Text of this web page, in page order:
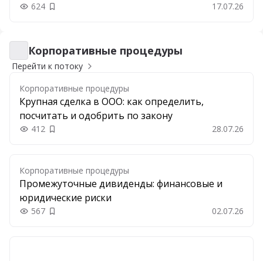
624 Добавить в закладки 17.07.26
Корпоративные процедуры
Корпоративные процедуры
Перейти к потоку
Корпоративные процедуры
Крупная сделка в ООО: как определить,
посчитать и одобрить по закону
412 Добавить в закладки 28.07.26
Корпоративные процедуры
Промежуточные дивиденды: финансовые и
юридические риски
567 Добавить в закладки 02.07.26